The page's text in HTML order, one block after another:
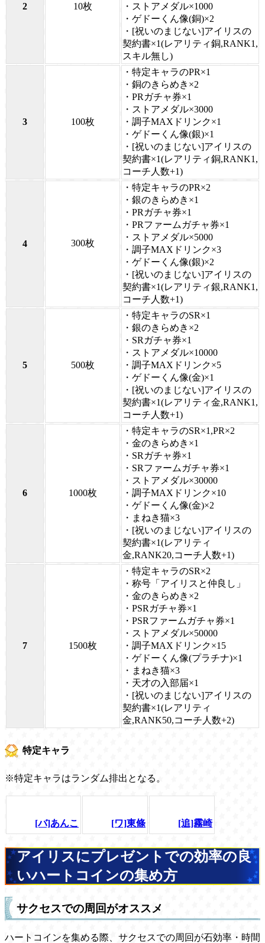
2 10枚
・ストアメダル×1000
・ゲドーくん像(銅)×2
・[祝いのまじない]アイリスの
契約書×1(レアリティ銅,RANK1,
スキル無し)
3 100枚
・特定キャラのPR×1
・銅のきらめき×2
・PRガチャ券×1
・ストアメダル×3000
・調子MAXドリンク×1
・ゲドーくん像(銀)×1
・[祝いのまじない]アイリスの
契約書×1(レアリティ銅,RANK1,
コーチ人数+1)
4 300枚
・特定キャラのPR×2
・銀のきらめき×1
・PRガチャ券×1
・PRファームガチャ券×1
・ストアメダル×5000
・調子MAXドリンク×3
・ゲドーくん像(銀)×2
・[祝いのまじない]アイリスの
契約書×1(レアリティ銀,RANK1,
コーチ人数+1)
5 500枚
・特定キャラのSR×1
・銀のきらめき×2
・SRガチャ券×1
・ストアメダル×10000
・調子MAXドリンク×5
・ゲドーくん像(金)×1
・[祝いのまじない]アイリスの
契約書×1(レアリティ金,RANK1,
コーチ人数+1)
6 1000枚
・特定キャラのSR×1,PR×2
・金のきらめき×1
・SRガチャ券×1
・SRファームガチャ券×1
・ストアメダル×30000
・調子MAXドリンク×10
・ゲドーくん像(金)×2
・まねき猫×3
・[祝いのまじない]アイリスの
契約書×1(レアリティ
金,RANK20,コーチ人数+1)
7 1500枚
・特定キャラのSR×2
・称号「アイリスと仲良し」
・金のきらめき×2
・PSRガチャ券×1
・PSRファームガチャ券×1
・ストアメダル×50000
・調子MAXドリンク×15
・ゲドーくん像(プラチナ)×1
・まねき猫×3
・天才の入部届×1
・[祝いのまじない]アイリスの
契約書×1(レアリティ
金,RANK50,コーチ人数+2)
特定キャラ
※特定キャラはランダム排出となる。
[バ]あんこ [ワ]東條 [追]霧崎
アイリスにプレゼントでの効率の良
いハートコインの集め方
サクセスでの周回がオススメ
ハートコインを集める際、サクセスでの周回が石効率・時間